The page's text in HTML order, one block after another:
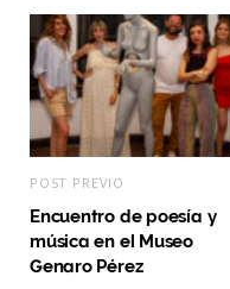
POST PREVIO
Encuentro de poesía y
música en el Museo
Genaro Pérez